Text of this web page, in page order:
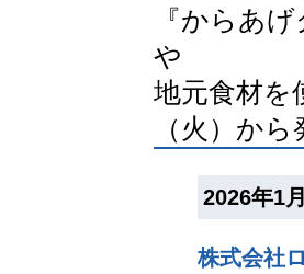
『からあ
や
地元食材を
（火）から
2026年1
株式会社